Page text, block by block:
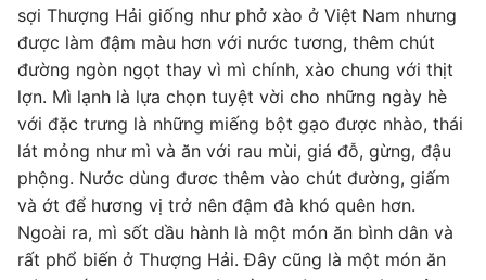
sợi Thượng Hải giống như phở xào ở Việt Nam nhưng
được làm đậm màu hơn với nước tương, thêm chút
đường ngòn ngọt thay vì mì chính, xào chung với thịt
lợn. Mì lạnh là lựa chọn tuyệt vời cho những ngày hè
với đặc trưng là những miếng bột gạo được nhào, thái
lát mỏng như mì và ăn với rau mùi, giá đỗ, gừng, đậu
phộng. Nước dùng đươc thêm vào chút đường, giấm
và ớt để hương vị trở nên đậm đà khó quên hơn.
Ngoài ra, mì sốt dầu hành là một món ăn bình dân và
rất phổ biến ở Thượng Hải. Đây cũng là một món ăn